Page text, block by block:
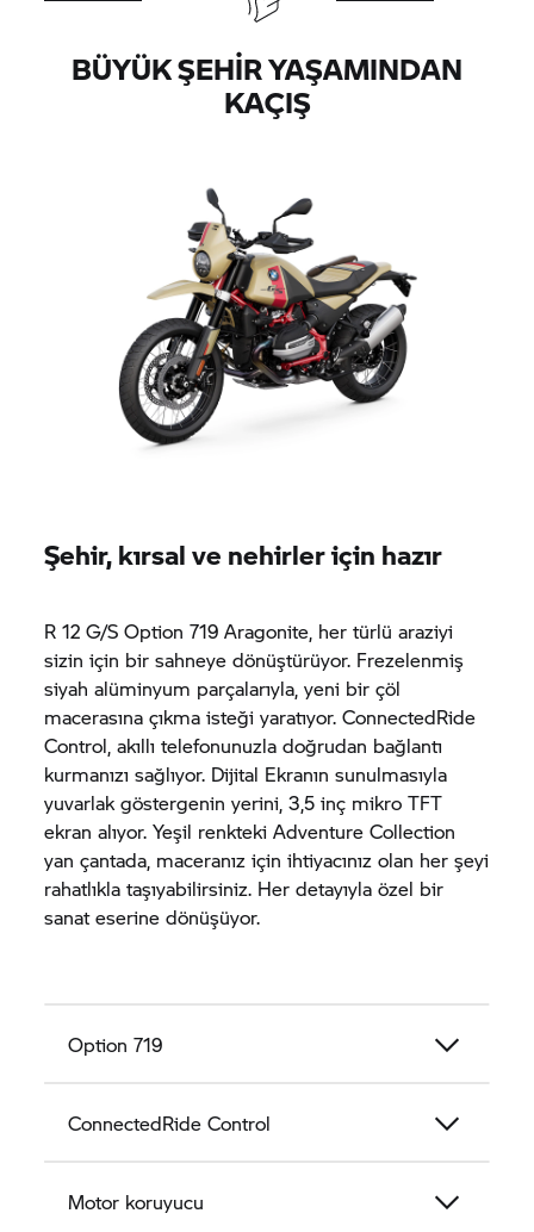
BÜYÜK ŞEHIR YAŞAMINDAN
KAÇIŞ
Şehir, kırsal ve nehirler için hazır
R 12 G/S Option 719 Aragonite, her türlü araziyi
sizin için bir sahneye dönüştürüyor. Frezelenmiş
siyah alüminyum parçalarıyla, yeni bir çöl
macerasına çıkma isteği yaratıyor. ConnectedRide
Control, akıllı telefonunuzla doğrudan bağlantı
kurmanızı sağlıyor. Dijital Ekranın sunulmasıyla
yuvarlak göstergenin yerini, 3,5 inç mikro TFT
ekran alıyor. Yeşil renkteki Adventure Collection
yan çantada, maceranız için ihtiyacınız olan her şeyi
rahatlıkla taşıyabilirsiniz. Her detayıyla özel bir
sanat eserine dönüşüyor.
Option 719
ConnectedRide Control
Motor koruyucu